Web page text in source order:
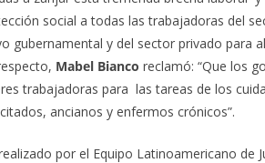
social a todas las trabajadoras del
gubernamental y del sector privado para
Mabel Bianco reclamó: “Que los
trabajadoras para las tareas de los
ancianos y enfermos crónicos”.
por el Equipo Latinoamericano de